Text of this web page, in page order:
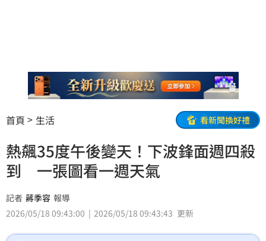
首頁 生活 看新聞換好禮
熱飆35度午後變天！下波鋒面週四殺
到 一張圖看一週天氣
記者 蔣季容 報導
2026/05/18 09:43:00
2026/05/18 09:43:43 更新